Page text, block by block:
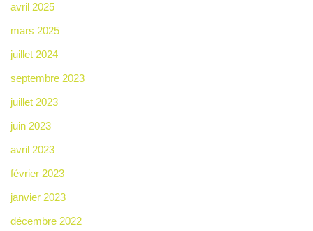
avril 2025
mars 2025
juillet 2024
septembre 2023
juillet 2023
juin 2023
avril 2023
février 2023
janvier 2023
décembre 2022